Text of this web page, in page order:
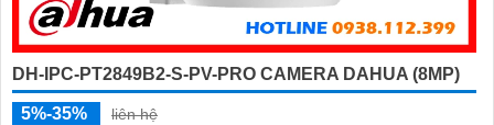
DH-IPC-PT2849B2-S-PV-PRO CAMERA DAHUA (8MP)
5%-35%
liên hệ